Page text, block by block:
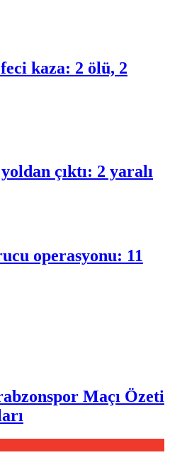
kaza: 2 ölü, 2
çıktı: 2 yaralı
operasyonu: 11
Maçı Özeti